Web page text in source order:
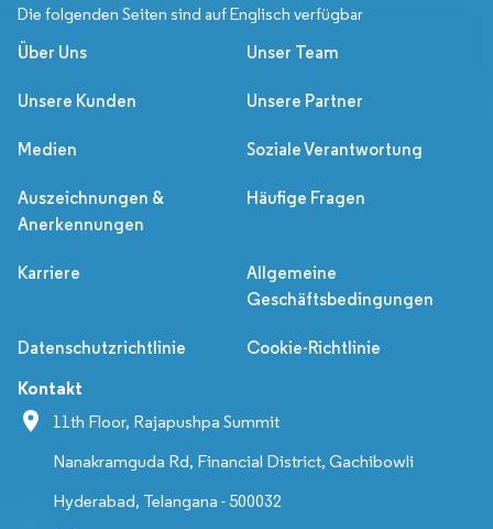
Die folgenden Seiten sind auf Englisch verfügbar
Über Uns Unser Team
Unsere Kunden Unsere Partner
Medien Soziale Verantwortung
Auszeichnungen &
Anerkennungen
Häufige Fragen
Karriere
Allgemeine
Geschäftsbedingungen
Datenschutzrichtlinie Cookie-Richtlinie
Kontakt
11th Floor, Rajapushpa Summit
Nanakramguda Rd, Financial District, Gachibowli
Hyderabad, Telangana - 500032